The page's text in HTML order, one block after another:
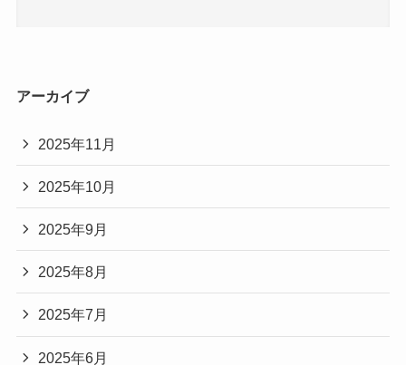
アーカイブ
2025年11月
2025年10月
2025年9月
2025年8月
2025年7月
2025年6月